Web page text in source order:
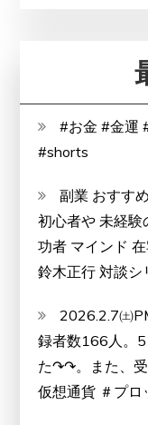
#お金 #金運
#shorts
副業 おすす
初心者や 未経験
功者 マインド
鈴木正行 対談シ
2026.2.7㈯
録者数166人。
た↷↷。また、
仮想通貨 ＃プ